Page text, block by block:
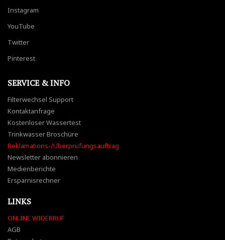
Instagram
YouTube
Twitter
Pinterest
SERVICE & INFO
Filterwechsel Support
Kontaktanfrage
Kostenloser Wassertest
Trinkwasser Broschüre
Reklamations-/Überprüfungsauftrag
Newsletter abonnieren
Medienberichte
Ersparnisrechner
LINKS
ONLINE WIDERRUF
AGB